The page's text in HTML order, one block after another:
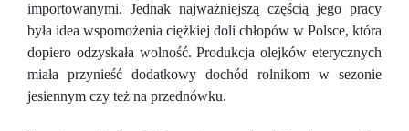
importowanymi. Jednak najważniejszą częścią jego pracy
była idea wspomożenia ciężkiej doli chłopów w Polsce, która
dopiero odzyskała wolność. Produkcja olejków eterycznych
miała przynieść dodatkowy dochód rolnikom w sezonie
jesiennym czy też na przednówku.